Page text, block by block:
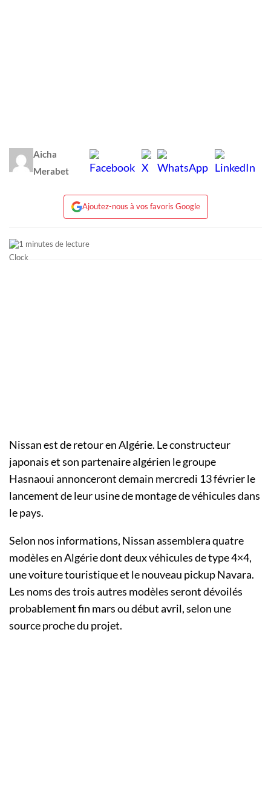
Aicha
Merabet
Ajoutez-nous à vos favoris Google
1 minutes de lecture
Nissan est de retour en Algérie. Le constructeur
japonais et son partenaire algérien le groupe
Hasnaoui annonceront demain mercredi 13 février le
lancement de leur usine de montage de véhicules dans
le pays.
Selon nos informations, Nissan assemblera quatre
modèles en Algérie dont deux véhicules de type 4×4,
une voiture touristique et le nouveau pickup Navara.
Les noms des trois autres modèles seront dévoilés
probablement fin mars ou début avril, selon une
source proche du projet.